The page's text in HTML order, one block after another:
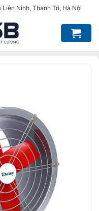
Ninh, Thanh Trì, Hà Nội